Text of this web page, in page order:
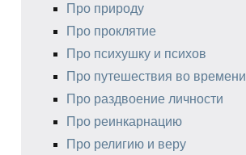
Про природу
Про проклятие
Про психушку и психов
Про путешествия во времени
Про раздвоение личности
Про реинкарнацию
Про религию и веру